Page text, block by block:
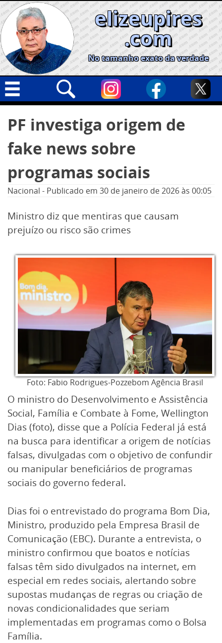
Skip
to
content
elizeupires
.com
No tamanho exato da verdade
Geral
Cidades
Nacional
Informe especial
por:
PF investiga origem de
fake news sobre
programas sociais
Nacional - Publicado em 30 de janeiro de 2026às 00:05
Ministro diz que mentiras que causam
prejuízo ou risco são crimes
Foto: Fabio Rodrigues-Pozzebom Agência Brasil
O ministro do Desenvolvimento e Assistência
Social, Família e Combate à Fome, Wellington
Dias (foto), disse que a Polícia Federal já está
na busca para identificar a origem de notícias
falsas, divulgadas com o objetivo de confundir
ou manipular beneficiários de programas
sociais do governo federal.
Dias foi o entrevistado do programa Bom Dia,
Ministro, produzido pela Empresa Brasil de
Comunicação (EBC). Durante a entrevista, o
ministro confirmou que boatos e notícias
falsas têm sido divulgados na internet, em
especial em redes sociais, alertando sobre
supostas mudanças de regras ou criação de
novas condicionalidades que seriam
implementadas em programas como o Bolsa
Família.